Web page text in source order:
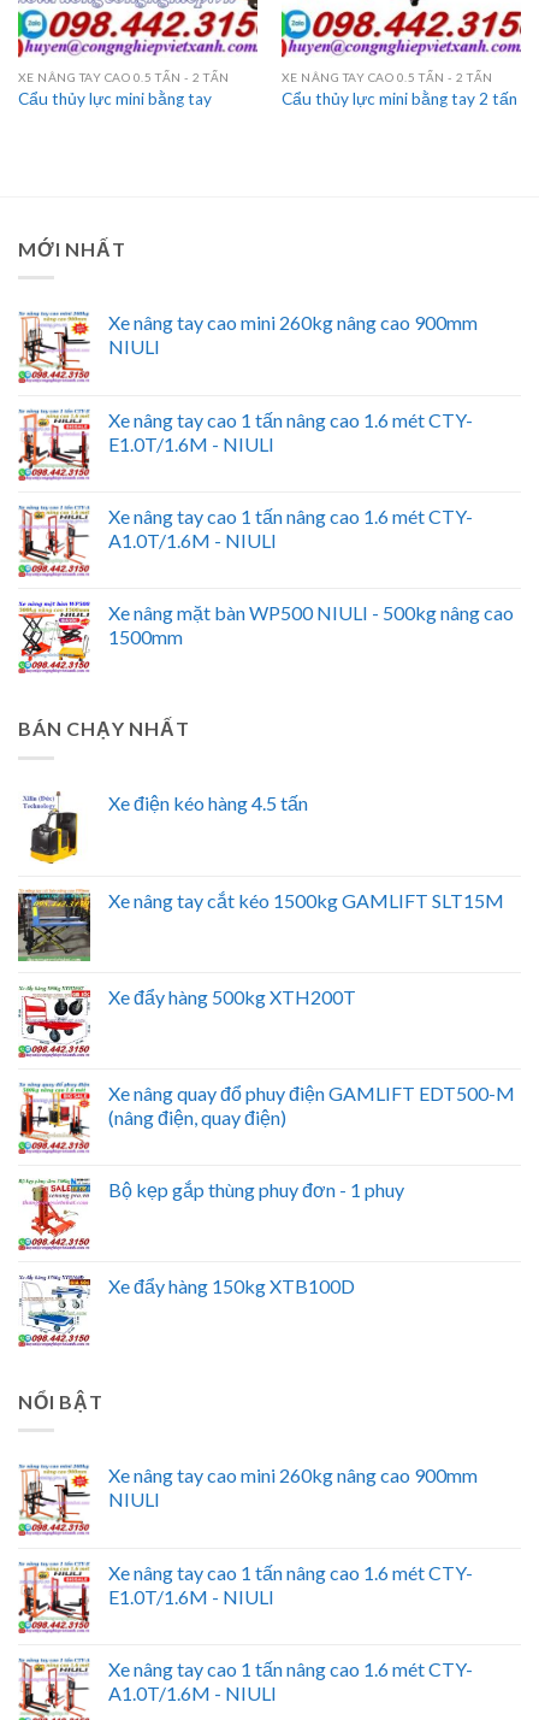
XE NÂNG TAY CAO 0.5 TẤN - 2 TẤN
Cẩu thủy lực mini bằng tay
XE NÂNG TAY CAO 0.5 TẤN - 2 TẤN
Cẩu thủy lực mini bằng tay 2 tấn
MỚI NHẤT
Xe nâng tay cao mini 260kg nâng cao 900mm
NIULI
Xe nâng tay cao 1 tấn nâng cao 1.6 mét CTY-
E1.0T/1.6M - NIULI
Xe nâng tay cao 1 tấn nâng cao 1.6 mét CTY-
A1.0T/1.6M - NIULI
Xe nâng mặt bàn WP500 NIULI - 500kg nâng cao
1500mm
BÁN CHẠY NHẤT
Xe điện kéo hàng 4.5 tấn
Xe nâng tay cắt kéo 1500kg GAMLIFT SLT15M
Xe đẩy hàng 500kg XTH200T
Xe nâng quay đổ phuy điện GAMLIFT EDT500-M
(nâng điện, quay điện)
Bộ kẹp gắp thùng phuy đơn - 1 phuy
Xe đẩy hàng 150kg XTB100D
NỔI BẬT
Xe nâng tay cao mini 260kg nâng cao 900mm
NIULI
Xe nâng tay cao 1 tấn nâng cao 1.6 mét CTY-
E1.0T/1.6M - NIULI
Xe nâng tay cao 1 tấn nâng cao 1.6 mét CTY-
A1.0T/1.6M - NIULI